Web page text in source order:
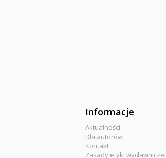
Informacje
Aktualności
Dla autorów
Kontakt
Zasady etyki wydawniczej